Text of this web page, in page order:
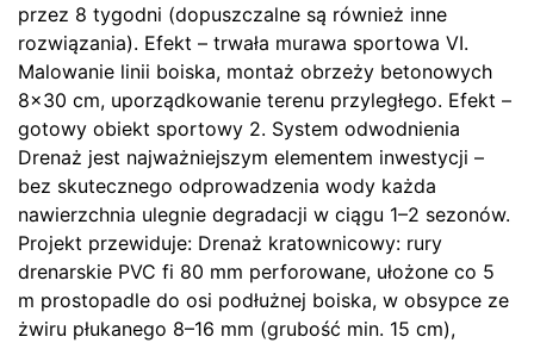
przez 8 tygodni (dopuszczalne są również inne
rozwiązania). Efekt – trwała murawa sportowa VI.
Malowanie linii boiska, montaż obrzeży betonowych
8×30 cm, uporządkowanie terenu przyległego. Efekt –
gotowy obiekt sportowy 2. System odwodnienia
Drenaż jest najważniejszym elementem inwestycji –
bez skutecznego odprowadzenia wody każda
nawierzchnia ulegnie degradacji w ciągu 1–2 sezonów.
Projekt przewiduje: Drenaż kratownicowy: rury
drenarskie PVC fi 80 mm perforowane, ułożone co 5
m prostopadle do osi podłużnej boiska, w obsypce ze
żwiru płukanego 8–16 mm (grubość min. 15 cm),